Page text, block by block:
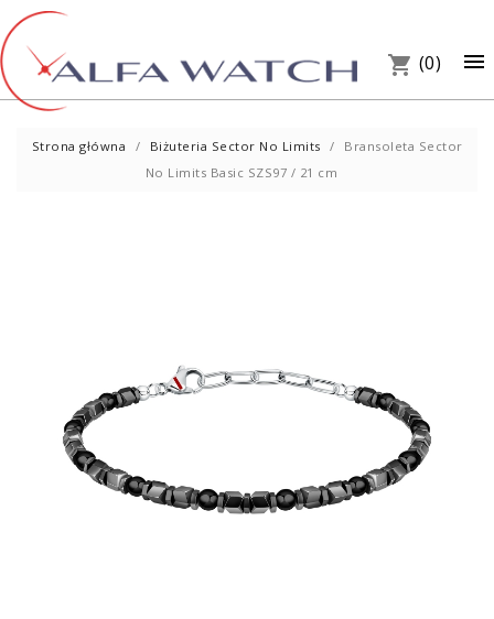

shopping_cart (0)
Strona główna Biżuteria Sector No Limits
Bransoleta Sector
No Limits Basic SZS97 / 21 cm